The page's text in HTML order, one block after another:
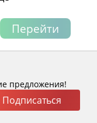
Перейти
предложения!
Подписаться